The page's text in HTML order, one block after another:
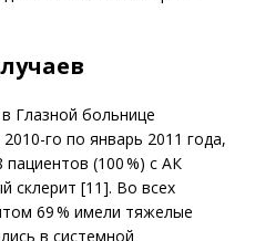
Глазной больнице
го по январь 2011 года,
пациентов (100 %) с АК
склерит [11]. Bо всех
69 % имели тяжелые
в системной